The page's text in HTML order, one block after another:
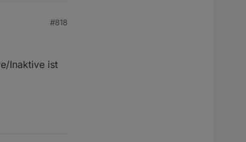
#818
Inaktive ist